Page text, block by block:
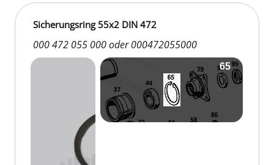
Sicherungsring 55x2 DIN 472
000 472 055 000 oder 000472055000